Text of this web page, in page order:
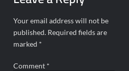
Your email address will not be
published. Required fields are
marked *
Comment *